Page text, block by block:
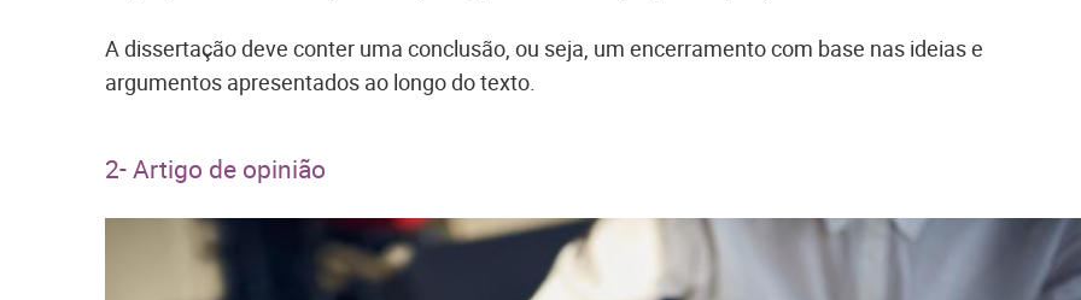
A dissertação deve conter uma conclusão, ou seja, um encerramento com base nas ideias e
argumentos apresentados ao longo do texto.
2- Artigo de opinião